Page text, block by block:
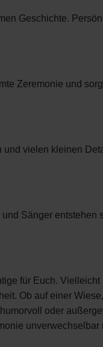
Geschichte.
Zeremonie und
vielen kleinen
Sänger entstehen
für Euch.
Ob auf einer
oder